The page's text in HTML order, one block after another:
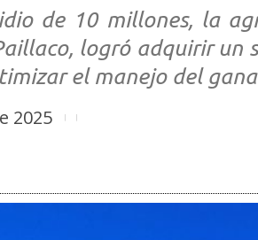
de 10 millones, la
logró adquirir un
el manejo del
2025